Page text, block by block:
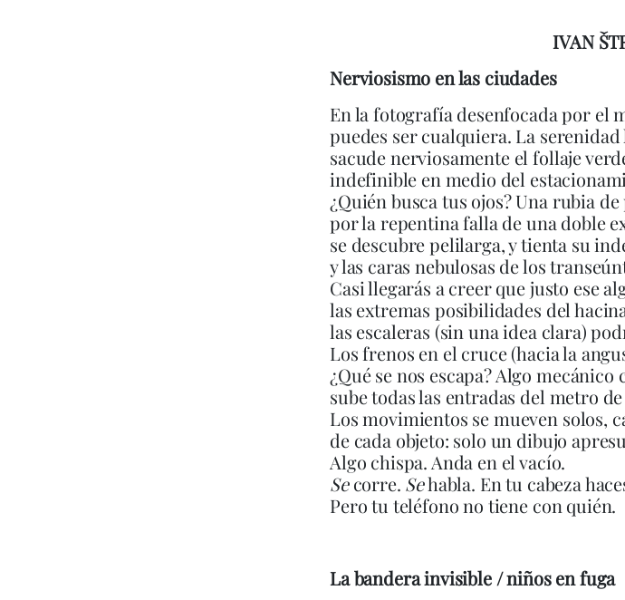
IVAN
Nerviosismo en las ciudades
En la fotografía desenfocada por el
puedes ser cualquiera. La serenidad
sacude nerviosamente el follaje
indefinible en medio del
¿Quién busca tus ojos? Una rubia
por la repentina falla de una doble
se descubre pelilarga, y tienta su
y las caras nebulosas de los
Casi llegarás a creer que justo ese
las extremas posibilidades del
las escaleras (sin una idea clara)
Los frenos en el cruce (hacia la
¿Qué se nos escapa? Algo
sube todas las entradas del metro
Los movimientos se mueven solos,
de cada objeto: solo un dibujo
Algo chispa. Anda en el vacío.
Secorre. Sehabla. En tu cabeza
Pero tu teléfono no tiene con quién.
La bandera invisible / niños en fuga